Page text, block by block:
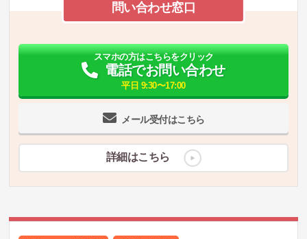
問い合わせ窓口
メール受付はこちら
スマホの方はこちらをクリック
電話でお問い合わせ
平日 9:30〜17:00
詳細はこちら